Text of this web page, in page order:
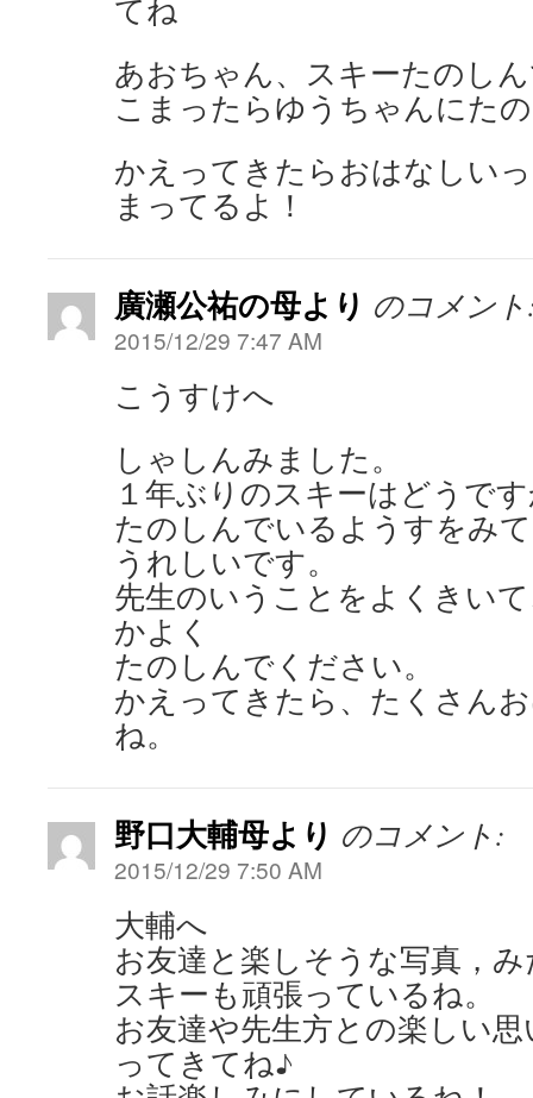
てね
あおちゃん、スキーたのし
こまったらゆうちゃんにた
かえってきたらおはなしい
まってるよ！
廣瀬公祐の母より のコメン
2015/12/29 7:47 AM
こうすけへ
しゃしんみました。
１年ぶりのスキーはどうで
たのしんでいるようすをみ
うれしいです。
先生のいうことをよくきい
かよく
たのしんでください。
かえってきたら、たくさん
ね。
野口大輔母より のコメント:
2015/12/29 7:50 AM
大輔へ
お友達と楽しそうな写真，
スキーも頑張っているね。
お友達や先生方との楽しい
ってきてね♪